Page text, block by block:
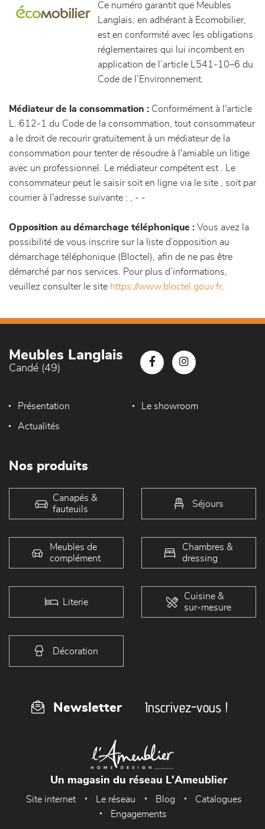
Ce numéro garantit que Meubles
Langlais, en adhérant à Ecomobilier,
est en conformité avec les obligations
réglementaires qui lui incombent en
application de l’article L541-10–6 du
Code de l’Environnement.
Médiateur de la consommation : Conformément à l'article
L. 612-1 du Code de la consommation, tout consommateur
a le droit de recourir gratuitement à un médiateur de la
consommation pour tenter de résoudre à l'amiable un litige
avec un professionnel. Le médiateur compétent est . Le
consommateur peut le saisir soit en ligne via le site
, soit par
courrier à l'adresse suivante : , - -
Opposition au démarchage téléphonique : Vous avez la
possibilité de vous inscrire sur la liste d’opposition au
démarchage téléphonique (Bloctel), afin de ne pas être
démarché par nos services. Pour plus d’informations,
veuillez consulter le site https://www.bloctel.gouv.fr.
Meubles Langlais
Candé (49)
Présentation Le showroom
Actualités
Nos produits
Canapés &
fauteuils
Séjours
Meubles de
complément
Chambres &
dressing
Literie
Cuisine &
sur-mesure
Décoration
Newsletter Inscrivez-vous !
Un magasin du réseau L'Ameublier
Site internet Le réseau Blog
Catalogues
Engagements